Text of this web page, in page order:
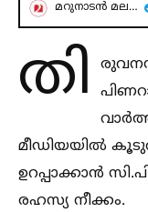
മറുനാടന്‍ മലയാളി
തി
മീഡിയയില്‍
ഉറപ്പാക്കാന്‍
രഹസ്യ നീക്കം.